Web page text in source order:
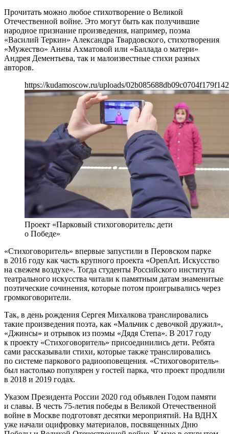
Прочитать можно любое стихотворение о Великой
Отечественной войне. Это могут быть как получившие
народное признание произведения, например, поэма
«Василий Теркин» Александра Твардовского, стихотворения
«Мужество» Анны Ахматовой или «Баллада о матери»
Андрея Дементьева, так и малоизвестные стихи разных
авторов.
https://kudamoscow.ru/uploads/
Проект «Парковый стихоговоритель: дети
о Победе»
«Стихоговоритель» впервые запустили в Перовском парке
в 2016 году как часть крупного проекта «OpenArt. Искусство
на свежем воздухе». Тогда студенты Российского института
театрального искусства читали к памятным датам знаменитые
поэтические сочинения, которые потом проигрывались через
громкоговорители.
Так, в день рождения Сергея Михалкова транслировались
такие произведения поэта, как «Мальчик с девочкой дружил»,
«Джинсы» и отрывок из поэмы «Дядя Степа». В 2017 году
к проекту «Стихоговоритель» присоединились дети. Ребята
сами рассказывали стихи, которые также транслировались
по системе паркового радиооповещения. «Стихоговоритель»
был настолько популярен у гостей парка, что проект продлили
в 2018 и 2019 годах.
Указом Президента России 2020 год объявлен Годом памяти
и славы. В честь 75-летия победы в Великой Отечественной
войне в Москве подготовят десятки мероприятий. На ВДНХ
уже начали оцифровку материалов, посвященных Дню